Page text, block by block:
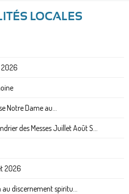
LOCALES
2026
Notre Dame au...
des Messes Juillet Août S...
2026
discernement spiritu...